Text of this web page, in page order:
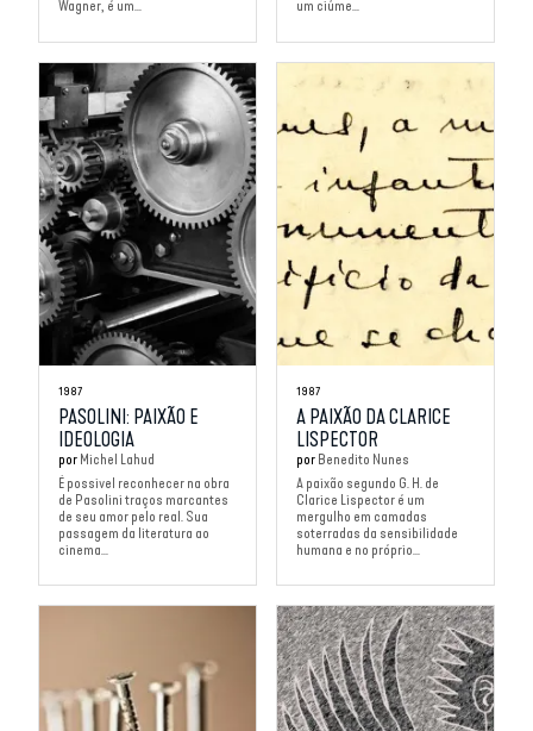
Wagner, é um... um ciúme...
1987
PASOLINI: PAIXÃO E
IDEOLOGIA
por Michel Lahud
É possivel reconhecer na obra
de Pasolini traços marcantes
de seu amor pelo real. Sua
passagem da literatura ao
cinema...
1987
A PAIXÃO DA CLARICE
LISPECTOR
por Benedito Nunes
A paixão segundo G. H. de
Clarice Lispector é um
mergulho em camadas
soterradas da sensibilidade
humana e no próprio...